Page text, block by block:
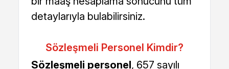
detaylarıyla bulabilirsiniz.
Sözleşmeli Personel Kimdir?
Sözleşmeli personel, 657 sayılı